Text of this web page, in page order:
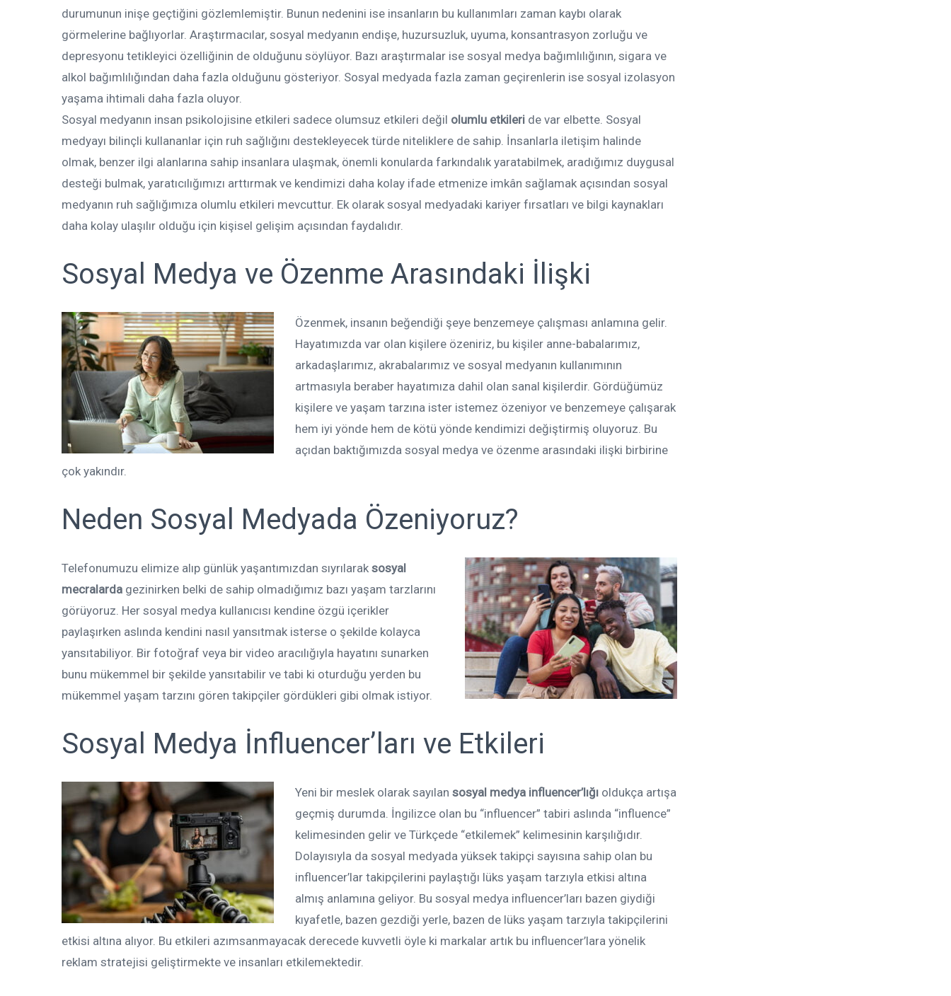
durumunun inişe geçtiğini gözlemlemiştir. Bunun nedenini ise insanların bu kullanımları zaman kaybı olarak
görmelerine bağlıyorlar. Araştırmacılar, sosyal medyanın endişe, huzursuzluk, uyuma, konsantrasyon zorluğu ve
depresyonu tetikleyici özelliğinin de olduğunu söylüyor. Bazı araştırmalar ise sosyal medya bağımlılığının, sigara ve
alkol bağımlılığından daha fazla olduğunu gösteriyor. Sosyal medyada fazla zaman geçirenlerin ise sosyal izolasyon
yaşama ihtimali daha fazla oluyor.
Sosyal medyanın insan psikolojisine etkileri sadece olumsuz etkileri değil olumlu etkileri de var elbette. Sosyal
medyayı bilinçli kullananlar için ruh sağlığını destekleyecek türde niteliklere de sahip. İnsanlarla iletişim halinde
olmak, benzer ilgi alanlarına sahip insanlara ulaşmak, önemli konularda farkındalık yaratabilmek, aradığımız duygusal
desteği bulmak, yaratıcılığımızı arttırmak ve kendimizi daha kolay ifade etmenize imkân sağlamak açısından sosyal
medyanın ruh sağlığımıza olumlu etkileri mevcuttur. Ek olarak sosyal medyadaki kariyer fırsatları ve bilgi kaynakları
daha kolay ulaşılır olduğu için kişisel gelişim açısından faydalıdır.
Sosyal Medya ve Özenme Arasındaki İlişki
Özenmek, insanın beğendiği şeye benzemeye çalışması anlamına gelir.
Hayatımızda var olan kişilere özeniriz, bu kişiler anne-babalarımız,
arkadaşlarımız, akrabalarımız ve sosyal medyanın kullanımının
artmasıyla beraber hayatımıza dahil olan sanal kişilerdir. Gördüğümüz
kişilere ve yaşam tarzına ister istemez özeniyor ve benzemeye çalışarak
hem iyi yönde hem de kötü yönde kendimizi değiştirmiş oluyoruz. Bu
açıdan baktığımızda sosyal medya ve özenme arasındaki ilişki birbirine
çok yakındır.
Neden Sosyal Medyada Özeniyoruz?
Telefonumuzu elimize alıp günlük yaşantımızdan sıyrılarak sosyal
mecralarda gezinirken belki de sahip olmadığımız bazı yaşam tarzlarını
görüyoruz. Her sosyal medya kullanıcısı kendine özgü içerikler
paylaşırken aslında kendini nasıl yansıtmak isterse o şekilde kolayca
yansıtabiliyor. Bir fotoğraf veya bir video aracılığıyla hayatını sunarken
bunu mükemmel bir şekilde yansıtabilir ve tabi ki oturduğu yerden bu
mükemmel yaşam tarzını gören takipçiler gördükleri gibi olmak istiyor.
Sosyal Medya İnfluencer’ları ve Etkileri
Yeni bir meslek olarak sayılan sosyal medya influencer’lığı oldukça artışa
geçmiş durumda. İngilizce olan bu “influencer” tabiri aslında “influence”
kelimesinden gelir ve Türkçede “etkilemek” kelimesinin karşılığıdır.
Dolayısıyla da sosyal medyada yüksek takipçi sayısına sahip olan bu
influencer’lar takipçilerini paylaştığı lüks yaşam tarzıyla etkisi altına
almış anlamına geliyor. Bu sosyal medya influencer’ları bazen giydiği
kıyafetle, bazen gezdiği yerle, bazen de lüks yaşam tarzıyla takipçilerini
etkisi altına alıyor. Bu etkileri azımsanmayacak derecede kuvvetli öyle ki markalar artık bu influencer’lara yönelik
reklam stratejisi geliştirmekte ve insanları etkilemektedir.